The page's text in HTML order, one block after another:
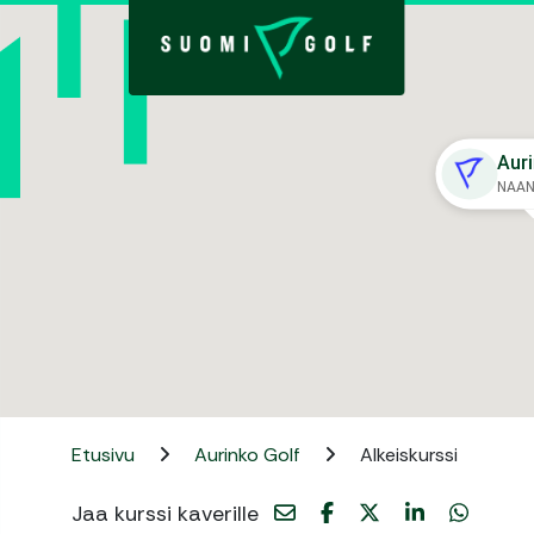
Etusivu Aurinko Golf Alkeiskurssi
Jaa kurssi kaverille